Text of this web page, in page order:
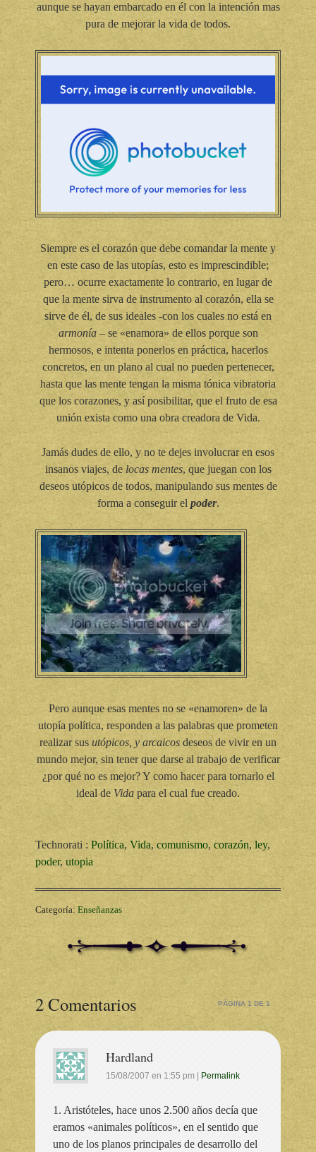
aunque se hayan embarcado en él con la intención mas
pura de mejorar la vida de todos.
Siempre es el corazón que debe comandar la mente y
en este caso de las utopías, esto es imprescindible;
pero… ocurre exactamente lo contrario, en lugar de
que la mente sirva de instrumento al corazón, ella se
sirve de él, de sus ideales -con los cuales no está en
armonía– se «enamora» de ellos porque son
hermosos, e intenta ponerlos en práctica, hacerlos
concretos, en un plano al cual no pueden pertenecer,
hasta que las mente tengan la misma tónica vibratoria
que los corazones, y así posibilitar, que el fruto de esa
unión exista como una obra creadora de Vida.
Jamás dudes de ello, y no te dejes involucrar en esos
insanos viajes, de locas mentes, que juegan con los
deseos utópicos de todos, manipulando sus mentes de
forma a conseguir el poder.
Pero aunque esas mentes no se «enamoren» de la
utopía política, responden a las palabras que prometen
realizar sus utópicos, y arcaicos deseos de vivir en un
mundo mejor, sin tener que darse al trabajo de verificar
¿por qué no es mejor? Y como hacer para tornarlo el
ideal de Vida para el cual fue creado.
Technorati : Política, Vida, comunismo, corazón, ley,
poder, utopia
Categoría: Enseñanzas
2 Comentarios PÁGINA 1 DE 1
Hardland
15/08/2007 en 1:55 pm Permalink
1. Aristóteles, hace unos 2.500 años decía que
eramos «animales políticos», en el sentido que
uno de los planos principales de desarrollo del